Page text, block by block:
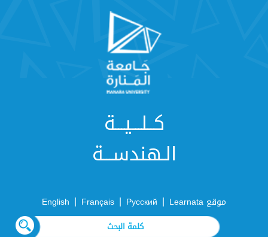
كــلـــيـــة
الـهندســـة
موقع Learnata |
Русский
|
Français
|
English